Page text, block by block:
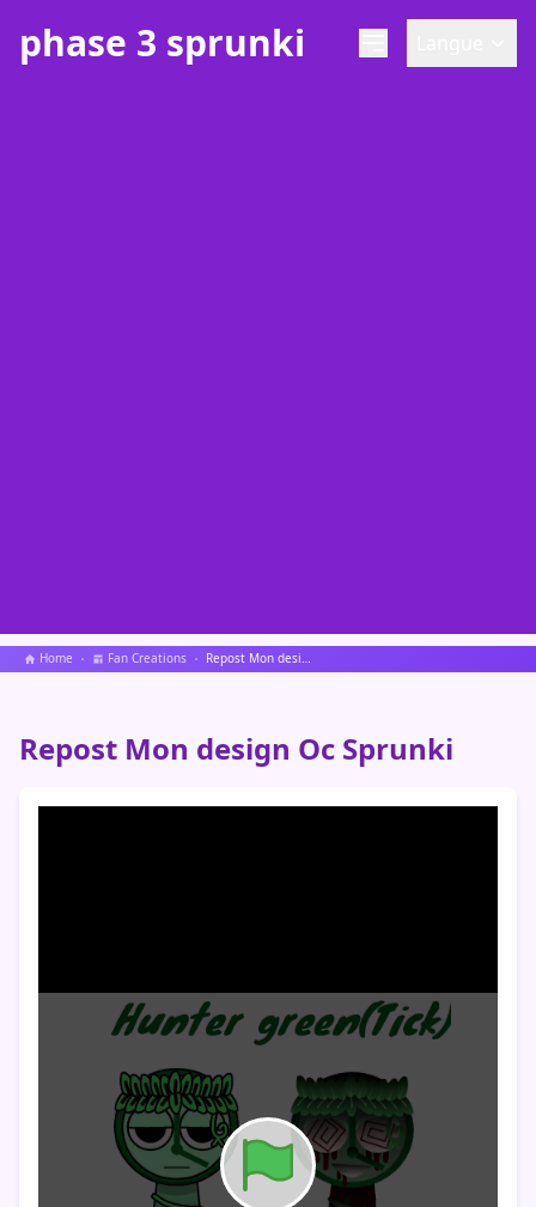
phase 3 sprunki
Home Fan Creations Repost Mon design Oc Sprunki
Repost Mon design Oc Sprunki